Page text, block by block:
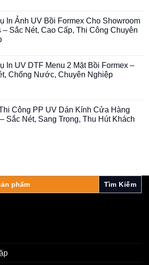
In Ảnh UV Bồi Formex Cho Showroom
– Sắc Nét, Cao Cấp, Thi Công Chuyên
In UV DTF Menu 2 Mặt Bồi Formex –
Chống Nước, Chuyên Nghiệp
Công PP UV Dán Kính Cửa Hàng
Sắc Nét, Sang Trọng, Thu Hút Khách